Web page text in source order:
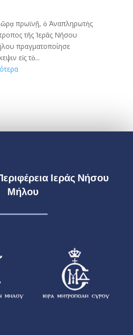
πρωϊνῇ, ὁ Ἀναπληρωτὴς
τῆς Ἱερᾶς Νήσου
πραγματοποίησε
εἰς τὸ...
Ιεράς Νήσου
Μήλου